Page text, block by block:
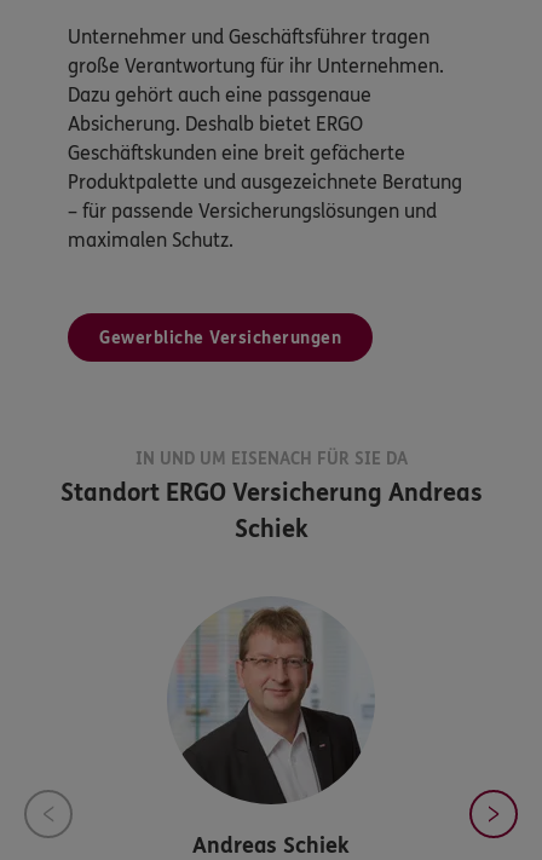
Unternehmer und Geschäftsführer tragen
große Verantwortung für ihr Unternehmen.
Dazu gehört auch eine passgenaue
Absicherung. Deshalb bietet ERGO
Geschäftskunden eine breit gefächerte
Produktpalette und ausgezeichnete Beratung
– für passende Versicherungslösungen und
maximalen Schutz.
Gewerbliche Versicherungen
IN UND UM EISENACH FÜR SIE DA
Standort ERGO Versicherung Andreas
Schiek
Andreas Schiek